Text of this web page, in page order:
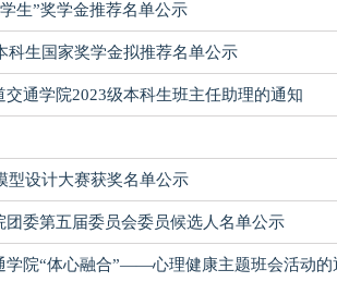
生”奖学金推荐名单公示
科生国家奖学金拟推荐名单公示
通学院2023级本科生班主任助理的通知
型设计大赛获奖名单公示
委第五届委员会委员候选人名单公示
学院“体心融合”——心理健康主题班会活动的